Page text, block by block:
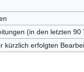
(in den letzten 90
kürzlich erfolgten